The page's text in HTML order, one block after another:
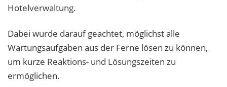
Hotelverwaltung.
Dabei wurde darauf geachtet, möglichst alle
Wartungsaufgaben aus der Ferne lösen zu können,
um kurze Reaktions- und Lösungszeiten zu
ermöglichen.